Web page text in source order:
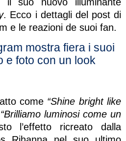
. Ecco i dettagli del post di
e le reazioni de suoi fan.
mostra fiera i suoi
e foto con un look
come “Shine bright like
“Brilliamo luminosi come un
l’effetto ricreato dalla